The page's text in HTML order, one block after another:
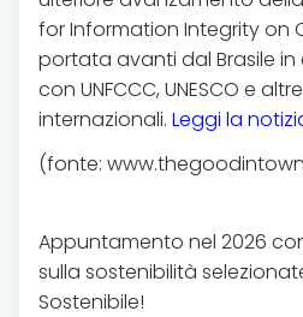
for Information Integrity on
portata avanti dal Brasile
con UNFCCC, UNESCO e
internazionali. Leggi la
(fonte:
Appuntamento nel 2026
sulla sostenibilità
Sostenibile!